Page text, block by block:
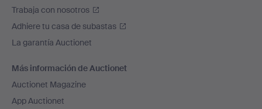
Trabaja con nosotros
Adhiere tu casa de subastas
La garantía Auctionet
Más información de Auctionet
Auctionet Magazine
App Auctionet